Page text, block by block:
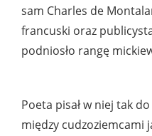
sam Charles de
francuski oraz
podniosło rangę
Poeta pisał w niej tak
między cudzoziemcami